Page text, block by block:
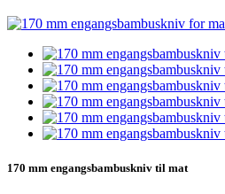
170 mm engangsbambuskniv til mat